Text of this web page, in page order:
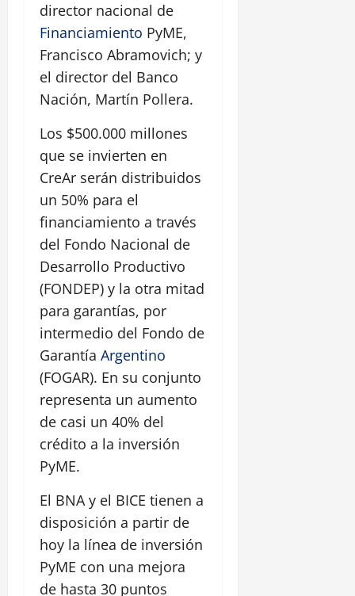
director nacional de
Financiamiento PyME,
Francisco Abramovich; y
el director del Banco
Nación, Martín Pollera.
Los $500.000 millones
que se invierten en
CreAr serán distribuidos
un 50% para el
financiamiento a través
del Fondo Nacional de
Desarrollo Productivo
(FONDEP) y la otra mitad
para garantías, por
intermedio del Fondo de
Garantía Argentino
(FOGAR). En su conjunto
representa un aumento
de casi un 40% del
crédito a la inversión
PyME.
El BNA y el BICE tienen a
disposición a partir de
hoy la línea de inversión
PyME con una mejora
de hasta 30 puntos